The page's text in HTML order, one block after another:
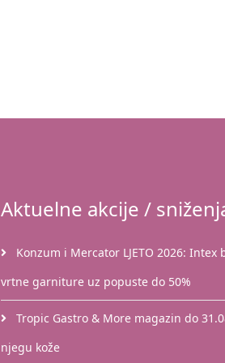
Aktuelne akcije /
Konzum i Mercator LJETO 2026:
vrtne garniture uz popuste do 50%
Tropic Gastro & More magazin do
njegu kože